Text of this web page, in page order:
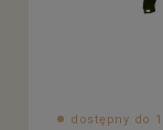
dostępny do